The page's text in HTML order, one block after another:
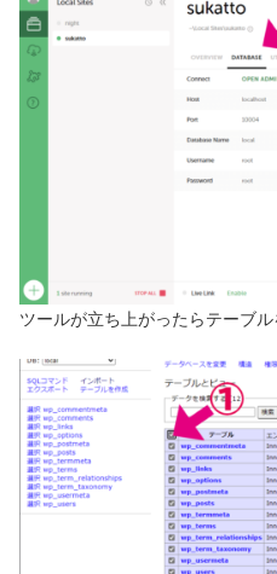
ツールが立ち上がったらテーブ